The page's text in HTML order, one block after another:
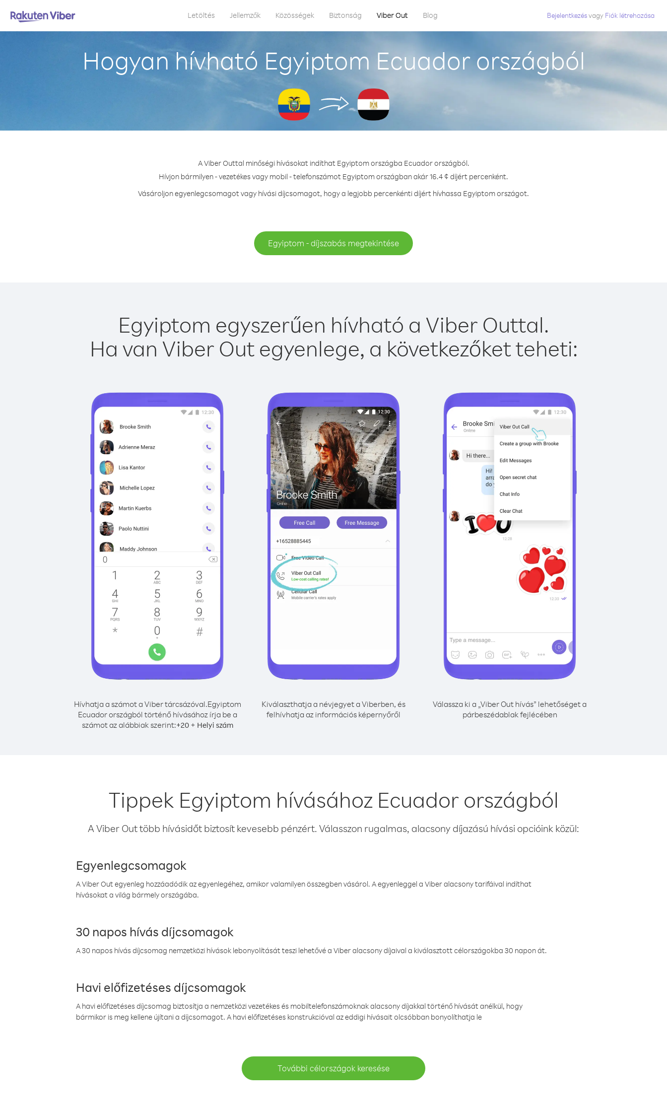
Letöltés Jellemzők Közösségek Biztonság Viber Out Blog Bejelentkezésvagy Fiók létrehozása
Hogyan hívható Egyiptom Ecuador országból
A Viber Outtal minőségi hívásokat indíthat Egyiptom országba Ecuador országból.
Hívjon bármilyen - vezetékes vagy mobil - telefonszámot Egyiptom országban akár 16.4 ¢ díjért percenként.
Vásároljon egyenlegcsomagot vagy hívási díjcsomagot, hogy a legjobb percenkénti díjért hívhassa Egyiptom országot.
Egyiptom - díjszabás megtekintése
Egyiptom egyszerűen hívható a Viber Outtal.
Ha van Viber Out egyenlege, a következőket teheti:
Hívhatja a számot a Viber tárcsázóval.Egyiptom
Ecuador országból történő hívásához írja be a
számot az alábbiak szerint:+20+ Helyi szám
Kiválaszthatja a névjegyet a Viberben, és
felhívhatja az információs képernyőről
Válassza ki a „Viber Out hívás” lehetőséget a
párbeszédablak fejlécében
Tippek Egyiptom hívásához Ecuador országból
A Viber Out több hívásidőt biztosít kevesebb pénzért. Válasszon rugalmas, alacsony díjazású hívási opcióink közül:
Egyenlegcsomagok
A Viber Out egyenleg hozzáadódik az egyenlegéhez, amikor valamilyen összegben vásárol. A egyenleggel a Viber alacsony tarifáival indíthat
hívásokat a világ bármely országába.
30 napos hívás díjcsomagok
A 30 napos hívás díjcsomag nemzetközi hívások lebonyolítását teszi lehetővé a Viber alacsony díjaival a kiválasztott célországokba 30 napon át.
Havi előfizetéses díjcsomagok
A havi előfizetéses díjcsomag biztosítja a nemzetközi vezetékes és mobiltelefonszámoknak alacsony díjakkal történő hívását anélkül, hogy
bármikor is meg kellene újítani a díjcsomagot. A havi előfizetéses konstrukcióval az eddigi hívásait olcsóbban bonyolíthatja le
További célországok keresése